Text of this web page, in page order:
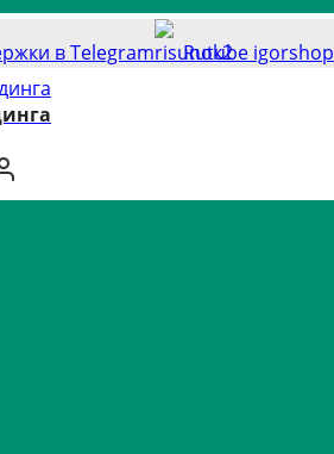
в Telegram Rutube igorshop